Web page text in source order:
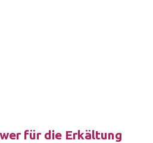
für die Erkältung